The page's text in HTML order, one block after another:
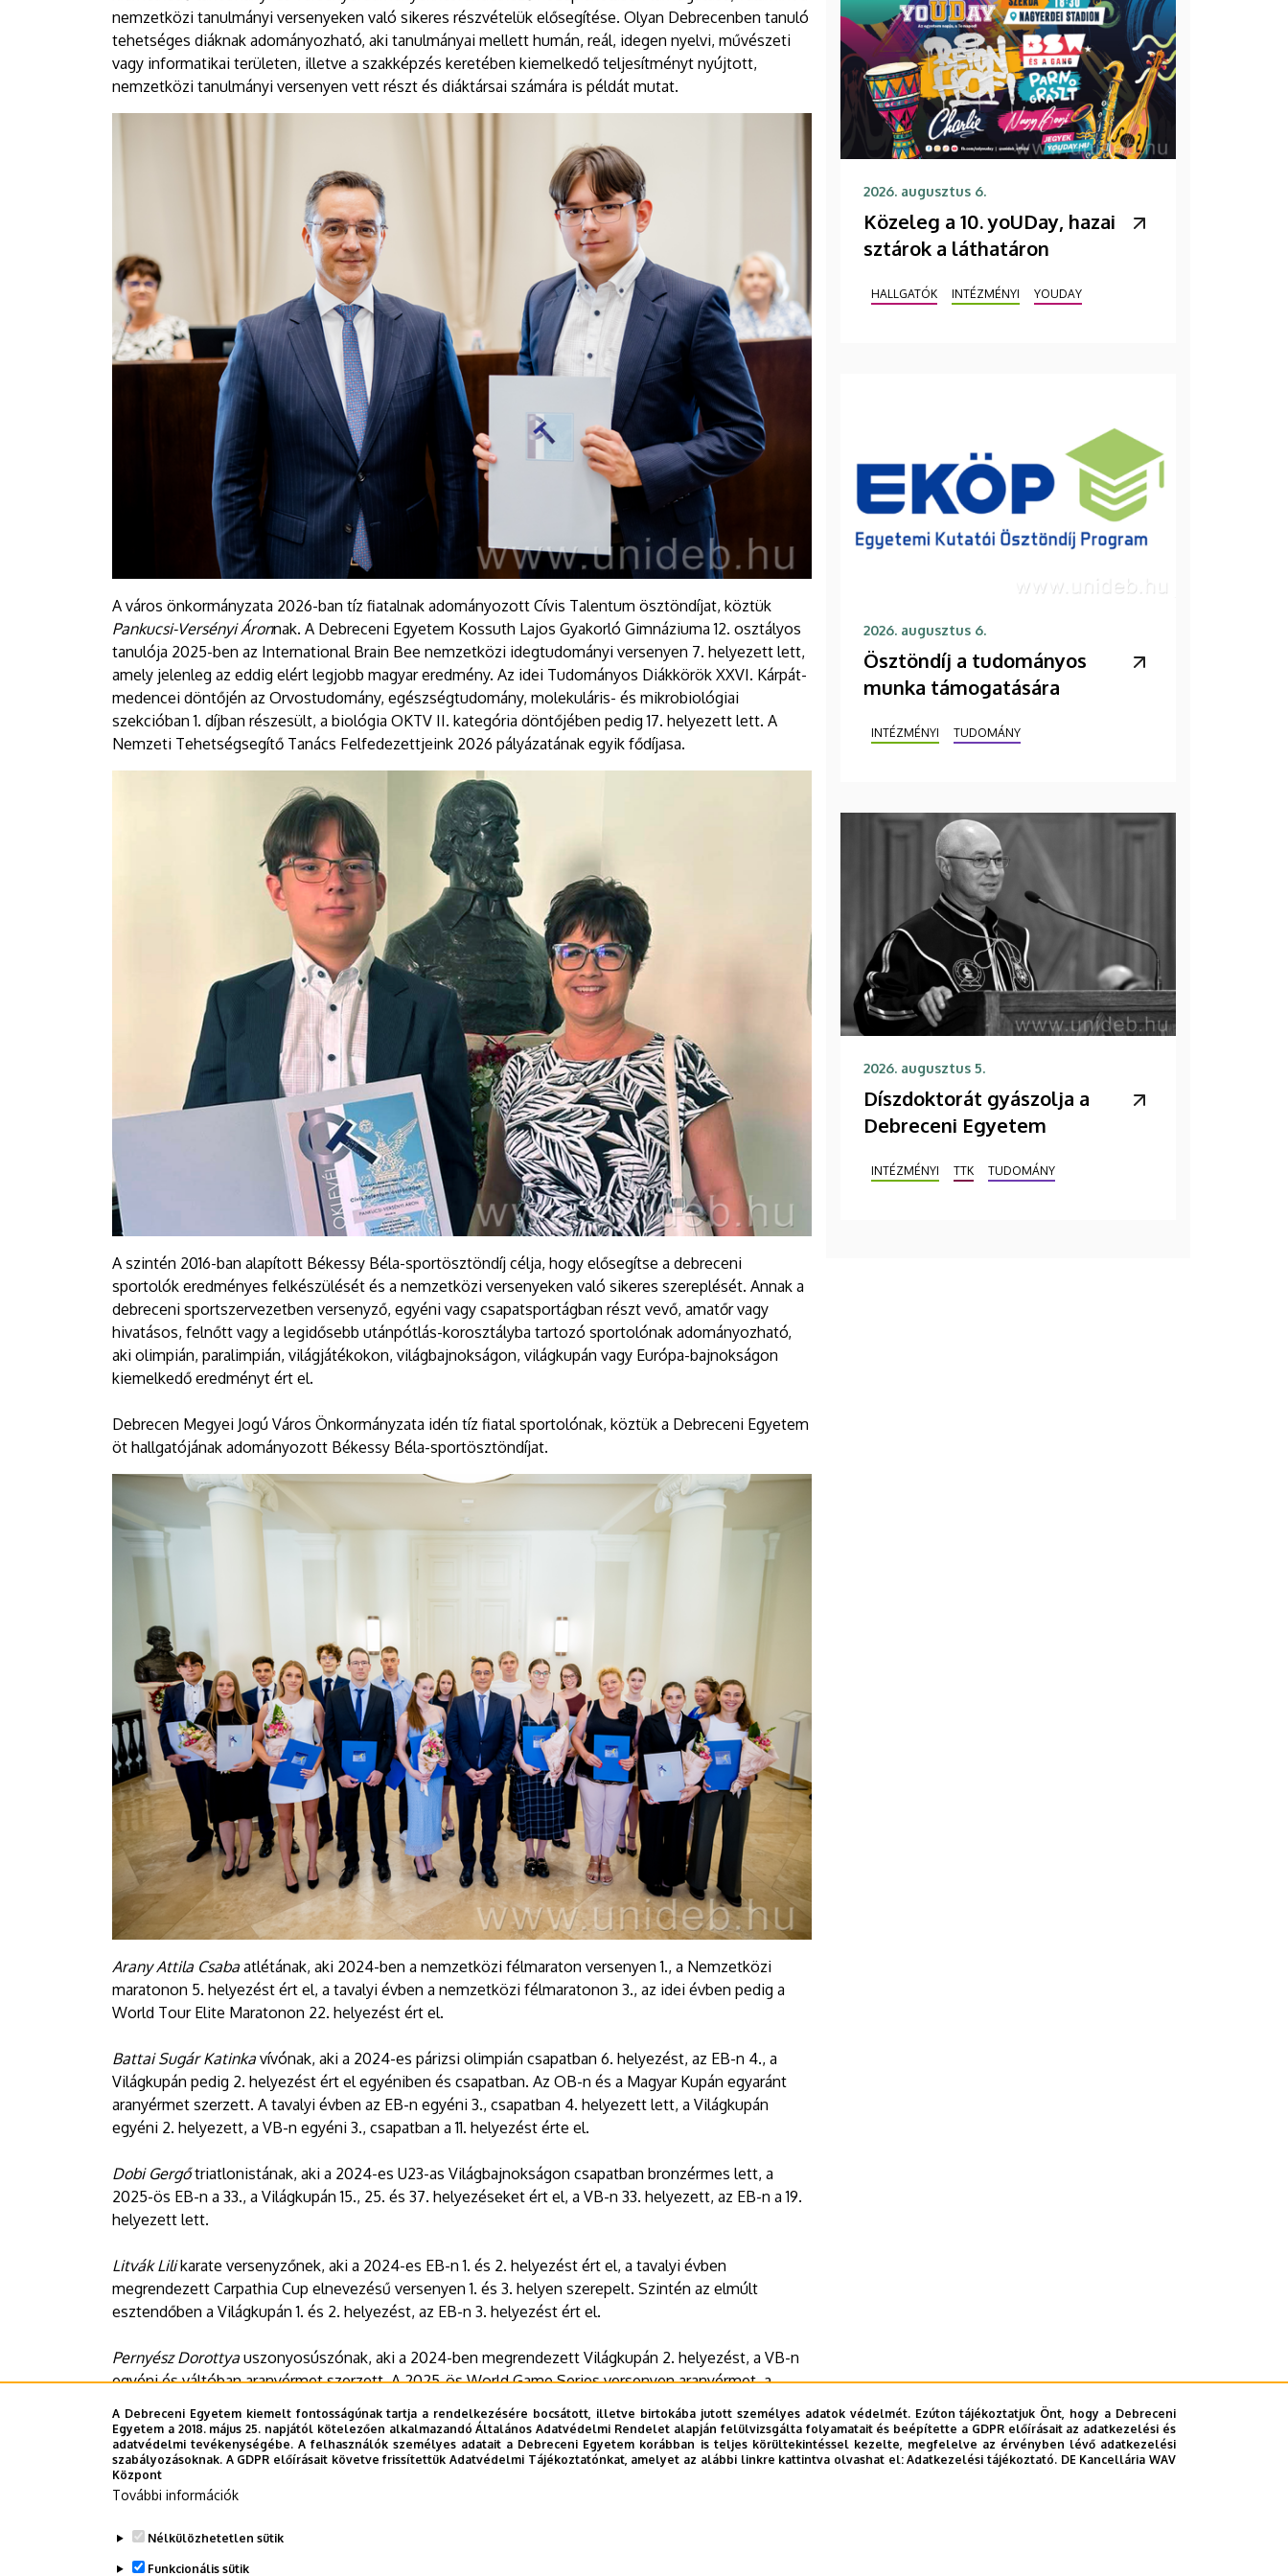
nemzetközi tanulmányi versenyeken való sikeres részvételük elősegítése. Olyan Debrecenben tanuló
tehetséges diáknak adományozható, aki tanulmányai mellett humán, reál, idegen nyelvi, művészeti
vagy informatikai területen, illetve a szakképzés keretében kiemelkedő teljesítményt nyújtott,
nemzetközi tanulmányi versenyen vett részt és diáktársai számára is példát mutat.
A város önkormányzata 2026-ban tíz fiatalnak adományozott Cívis Talentum ösztöndíjat, köztük
Pankucsi-Versényi Áronnak. A Debreceni Egyetem Kossuth Lajos Gyakorló Gimnáziuma 12. osztályos
tanulója 2025-ben az International Brain Bee nemzetközi idegtudományi versenyen 7. helyezett lett,
amely jelenleg az eddig elért legjobb magyar eredmény. Az idei Tudományos Diákkörök XXVI. Kárpát-
medencei döntőjén az Orvostudomány, egészségtudomány, molekuláris- és mikrobiológiai
szekcióban 1. díjban részesült, a biológia OKTV II. kategória döntőjében pedig 17. helyezett lett. A
Nemzeti Tehetségsegítő Tanács Felfedezettjeink 2026 pályázatának egyik fődíjasa.
A szintén 2016-ban alapított Békessy Béla-sportösztöndíj célja, hogy elősegítse a debreceni
sportolók eredményes felkészülését és a nemzetközi versenyeken való sikeres szereplését. Annak a
debreceni sportszervezetben versenyző, egyéni vagy csapatsportágban részt vevő, amatőr vagy
hivatásos, felnőtt vagy a legidősebb utánpótlás-korosztályba tartozó sportolónak adományozható,
aki olimpián, paralimpián, világjátékokon, világbajnokságon, világkupán vagy Európa-bajnokságon
kiemelkedő eredményt ért el.
Debrecen Megyei Jogú Város Önkormányzata idén tíz fiatal sportolónak, köztük a Debreceni Egyetem
öt hallgatójának adományozott Békessy Béla-sportösztöndíjat.
Arany Attila Csaba atlétának, aki 2024-ben a nemzetközi félmaraton versenyen 1., a Nemzetközi
maratonon 5. helyezést ért el, a tavalyi évben a nemzetközi félmaratonon 3., az idei évben pedig a
World Tour Elite Maratonon 22. helyezést ért el.
Battai Sugár Katinka vívónak, aki a 2024-es párizsi olimpián csapatban 6. helyezést, az EB-n 4., a
Világkupán pedig 2. helyezést ért el egyéniben és csapatban. Az OB-n és a Magyar Kupán egyaránt
aranyérmet szerzett. A tavalyi évben az EB-n egyéni 3., csapatban 4. helyezett lett, a Világkupán
egyéni 2. helyezett, a VB-n egyéni 3., csapatban a 11. helyezést érte el.
Dobi Gergőtriatlonistának, aki a 2024-es U23-as Világbajnokságon csapatban bronzérmes lett, a
2025-ös EB-n a 33., a Világkupán 15., 25. és 37. helyezéseket ért el, a VB-n 33. helyezett, az EB-n a 19.
helyezett lett.
Litvák Lilikarate versenyzőnek, aki a 2024-es EB-n 1. és 2. helyezést ért el, a tavalyi évben
megrendezett Carpathia Cup elnevezésű versenyen 1. és 3. helyen szerepelt. Szintén az elmúlt
esztendőben a Világkupán 1. és 2. helyezést, az EB-n 3. helyezést ért el.
Pernyész Dorottya uszonyosúszónak, aki a 2024-ben megrendezett Világkupán 2. helyezést, a VB-n
egyéni és váltóban aranyérmet szerzett. A 2025-ös World Game Series versenyen aranyérmet, a
Világkupán 1. és 2. helyezést, a Világjátékokon 2. helyezést szerzett. Szintén a tavalyi évben az EB-n
arany és ezüstérmet szerzett.
Sajtóközpont-TB
2026. augusztus 6.
Közeleg a 10. yoUDay, hazai
sztárok a láthatáron
HALLGATÓK INTÉZMÉNYI YOUDAY
2026. augusztus 6.
Ösztöndíj a tudományos
munka támogatására
INTÉZMÉNYI TUDOMÁNY
2026. augusztus 5.
Díszdoktorát gyászolja a
Debreceni Egyetem
INTÉZMÉNYI TTK TUDOMÁNY
A Debreceni Egyetem kiemelt fontosságúnak tartja a rendelkezésére bocsátott, illetve birtokába jutott személyes adatok védelmét. Ezúton tájékoztatjuk Önt, hogy a Debreceni
Egyetem a 2018. május 25. napjától kötelezően alkalmazandó Általános Adatvédelmi Rendelet alapján felülvizsgálta folyamatait és beépítette a GDPR előírásait az adatkezelési és
adatvédelmi tevékenységébe. A felhasználók személyes adatait a Debreceni Egyetem korábban is teljes körültekintéssel kezelte, megfelelve az érvényben lévő adatkezelési
szabályozásoknak. A GDPR előírásait követve frissítettük Adatvédelmi Tájékoztatónkat, amelyet az alábbi linkre kattintva olvashat el:Adatkezelési tájékoztató. DE Kancellária WAV
Központ
További információk
Nélkülözhetetlen sütik
Funkcionális sütik